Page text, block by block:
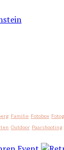
Familie Fotobox
Outdoor Paarshooting